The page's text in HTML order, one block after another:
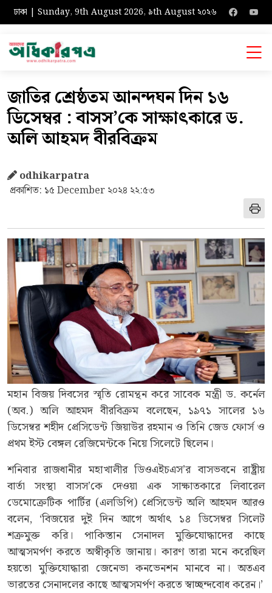
ঢাকা | Sunday, 9th August 2026, ৯th August ২০২৬
জাতির শ্রেষ্ঠতম আনন্দঘন দিন ১৬
ডিসেম্বর : বাসস’কে সাক্ষাৎকারে ড.
অলি আহমদ বীরবিক্রম
odhikarpatra
প্রকাশিত: ১৫ December ২০২৪ ২২:৫৩
মহান বিজয় দিবসের স্মৃতি রোমন্থন করে সাবেক মন্ত্রী ড. কর্নেল
(অব.) অলি আহমদ বীরবিক্রম বলেছেন, ১৯৭১ সালের ১৬
ডিসেম্বর শহীদ প্রেসিডেন্ট জিয়াউর রহমান ও তিনি জেড ফোর্স ও
প্রথম ইস্ট বেঙ্গল রেজিমেন্টকে নিয়ে সিলেটে ছিলেন।
শনিবার রাজধানীর মহাখালীর ডিওএইচএস’র বাসভবনে রাষ্ট্রীয়
বার্তা সংস্থা বাসস’কে দেওয়া এক সাক্ষাতকারে লিবারেল
ডেমোক্রেটিক পার্টির (এলডিপি) প্রেসিডেন্ট অলি আহমদ আরও
বলেন, ‘বিজয়ের দুই দিন আগে অর্থাৎ ১৪ ডিসেম্বর সিলেট
শত্রুমুক্ত করি। পাকিস্তান সেনাদল মুক্তিযোদ্ধাদের কাছে
আত্মসমর্পণ করতে অস্বীকৃতি জানায়। কারণ তারা মনে করেছিল
হয়তো মুক্তিযোদ্ধারা জেনেভা কনভেনশন মানবে না। অতএব
ভারতের সেনাদলের কাছে আত্মসমর্পণ করতে স্বাচ্ছন্দবোধ করেন।’